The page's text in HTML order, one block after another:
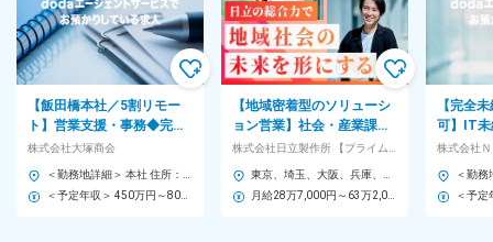
元居酒屋、カラオケ店の経験者など…未経験から挑戦したメンバー
も多数活躍中です！
壁をつくらずフラットに誰でも話せる雰囲気が魅力です。業務で
悩むことがあれば、周囲に相談し知恵を分けてらもらう…という光
景も珍しいものではありません！
■男女比：9：1
■年齢構成：35歳（中心層は33歳）
【飯田橋本社／5割リモー
ト】営業支援・事務◆完全
週休2日制／住宅手当あ
り・「たのめーる」の上場
企業
株式会社大塚商会
【地域密着型のソリューシ
ョン営業】社会・産業課題
の解決を構想から実装・改
善まで伴走
【完全
可】IT未
ジニア※
制
株式会社